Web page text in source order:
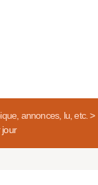
annonces, lu, etc.>
jour